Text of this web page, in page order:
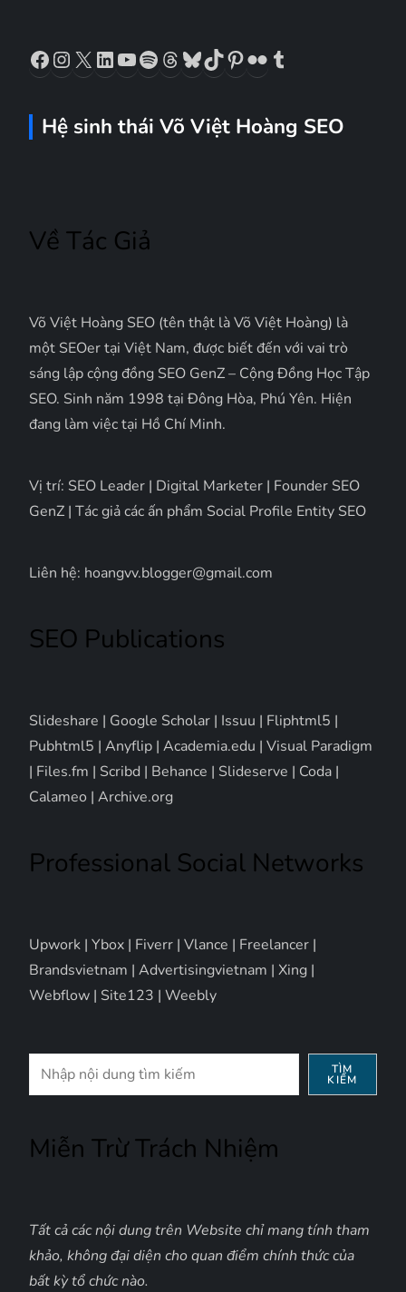
i
t
Facebook
Instagram
X LinkedIn
YouTube
Spotify
Threads
Bluesky
TikTok
Pinterest
Flickr
Hệ sinh thái Võ Việt Hoàng SEO
Về Tác Giả
Võ Việt Hoàng SEO (tên thật là Võ Việt Hoàng) là
một SEOer tại Việt Nam, được biết đến với vai trò
sáng lập cộng đồng SEO GenZ – Cộng Đồng Học Tập
SEO. Sinh năm 1998 tại Đông Hòa, Phú Yên. Hiện
đang làm việc tại Hồ Chí Minh.
Vị trí: SEO Leader | Digital Marketer | Founder SEO
GenZ | Tác giả các ấn phẩm Social Profile Entity SEO
Liên hệ: hoangvv.blogger@gmail.com
SEO Publications
Slideshare | Google Scholar | Issuu | Fliphtml5 |
Pubhtml5 |Anyflip |Academia.edu |Visual Paradigm
| Files.fm | Scribd | Behance | Slideserve | Coda |
Calameo |Archive.org
Professional Social Networks
Upwork |Ybox | Fiverr |Vlance | Freelancer |
Brandsvietnam |Advertisingvietnam |Xing |
Webflow | Site123 |Weebly
Tìm
kiếm
TÌM
KIẾM
Miễn Trừ Trách Nhiệm
Tất cả các nội dung trên Website chỉ mang tính tham
khảo, không đại diện cho quan điểm chính thức của
bất kỳ tổ chức nào.